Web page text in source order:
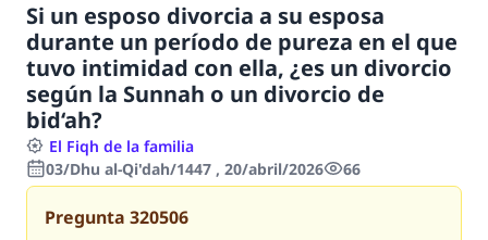
Si un esposo divorcia a su esposa
durante un período de pureza en el que
tuvo intimidad con ella, ¿es un divorcio
según la Sunnah o un divorcio de
bid‘ah?
El Fiqh de la familia
03/Dhu al-Qi'dah/1447 , 20/abril/2026
66
Pregunta 320506